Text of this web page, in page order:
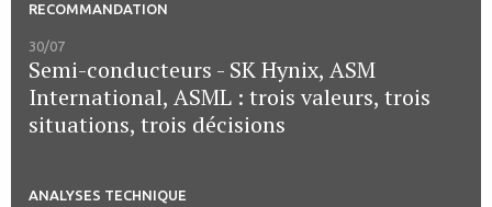
RECOMMANDATION
30/07
Semi-conducteurs - SK Hynix, ASM
International, ASML : trois valeurs, trois
situations, trois décisions
ANALYSES TECHNIQUE